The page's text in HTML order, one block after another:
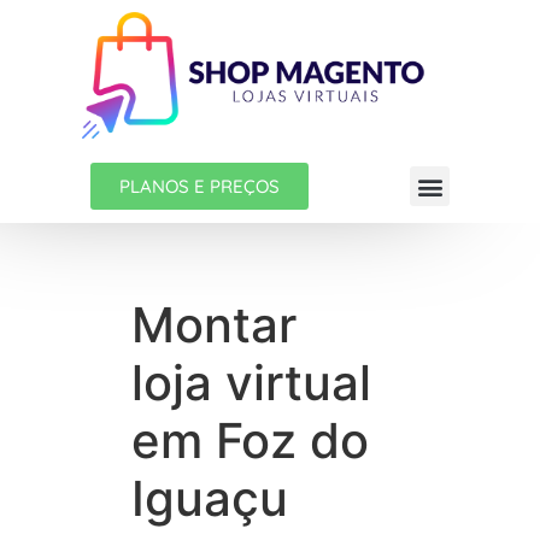
PLANOS E PREÇOS
Montar
loja virtual
em Foz do
Iguaçu